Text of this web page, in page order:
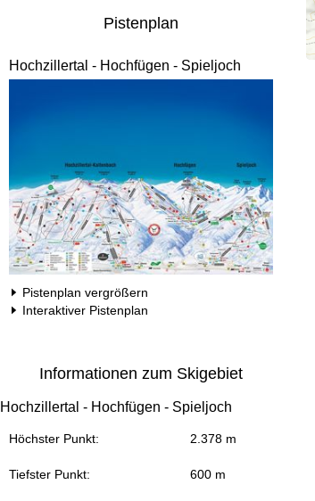
Pistenplan
Hochzillertal - Hochfügen - Spieljoch
Pistenplan vergrößern
Interaktiver Pistenplan
Informationen zum Skigebiet
Hochzillertal - Hochfügen - Spieljoch
Höchster Punkt: 2.378 m
Tiefster Punkt: 600 m